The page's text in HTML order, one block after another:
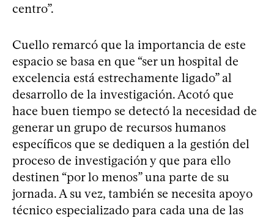
centro”.
Cuello remarcó que la importancia de este
espacio se basa en que “ser un hospital de
excelencia está estrechamente ligado” al
desarrollo de la investigación. Acotó que
hace buen tiempo se detectó la necesidad de
generar un grupo de recursos humanos
específicos que se dediquen a la gestión del
proceso de investigación y que para ello
destinen “por lo menos” una parte de su
jornada. A su vez, también se necesita apoyo
técnico especializado para cada una de las